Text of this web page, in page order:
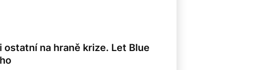
na hraně krize. Let Blue